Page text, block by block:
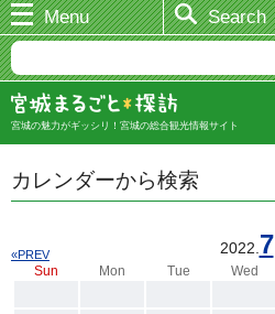
Menu Search
宮城の魅力がギッシリ！宮城の総合観光情報サイト
カレンダーから検索
2022. 7
«PREV
Sun Mon Tue Wed